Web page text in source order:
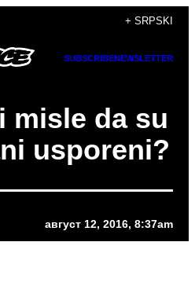
+ SRPSKI
SUBSCRIBENEWSLETTER
misle da su
usporeni?
август 12, 2016, 8:37am